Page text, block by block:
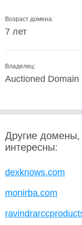
Возраст домена:
7 лет
Владелец:
Auctioned Domain
Другие домены,
интересны:
dexknows.com
monirba.com